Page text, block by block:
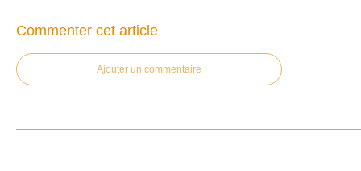
Commenter cet article
Ajouter un commentaire